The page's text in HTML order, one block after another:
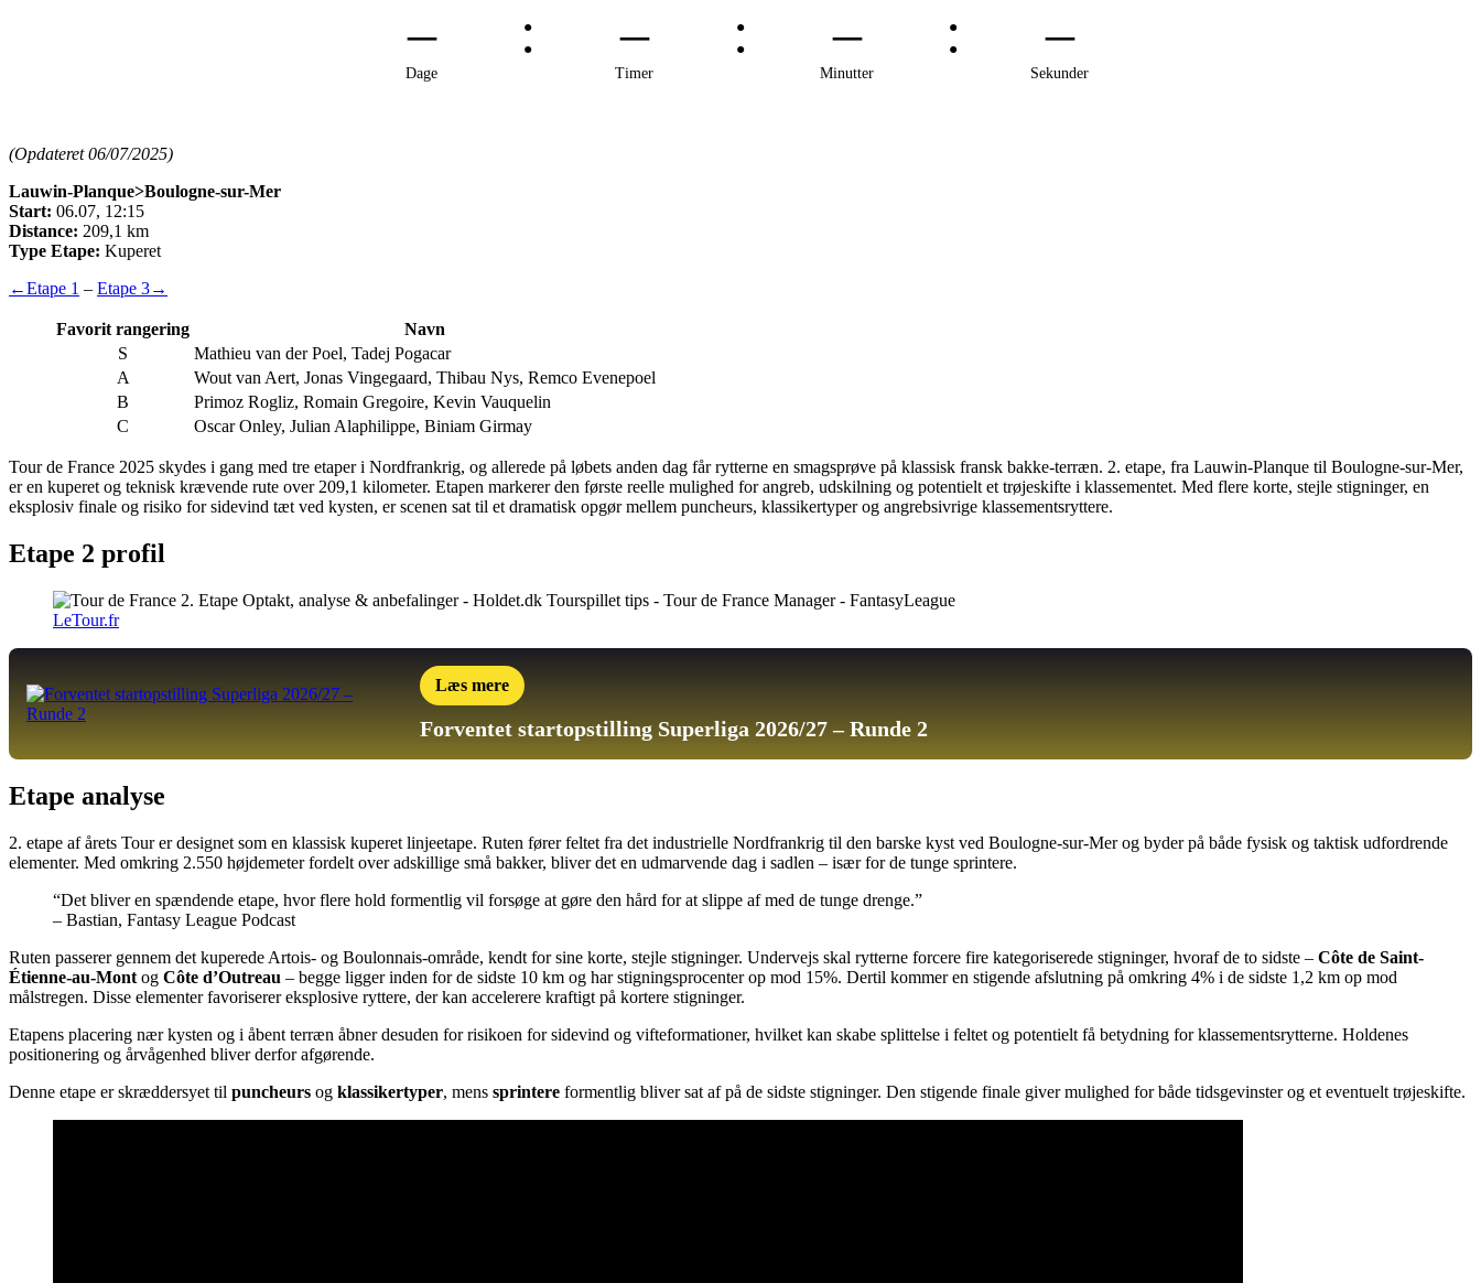
–
Dage
–
Timer
–
Minutter
–
Sekunder
(Opdateret 06/07/2025)
Lauwin-Planque>Boulogne-sur-Mer
Start: 06.07, 12:15
Distance: 209,1 km
Type Etape: Kuperet
←Etape 1 – Etape 3→
Favorit rangering
Navn
S
Mathieu van der Poel, Tadej Pogacar
A
Wout van Aert, Jonas Vingegaard, Thibau Nys, Remco Evenepoel
B
Primoz Rogliz, Romain Gregoire, Kevin Vauquelin
C
Oscar Onley, Julian Alaphilippe, Biniam Girmay
Tour de France 2025 skydes i gang med tre etaper i Nordfrankrig, og allerede på løbets anden dag får rytterne en smagsprøve på klassisk fransk bakke-terræn. 2. etape, fra Lauwin-Planque til Boulogne-sur-Mer,
er en kuperet og teknisk krævende rute over 209,1 kilometer. Etapen markerer den første reelle mulighed for angreb, udskilning og potentielt et trøjeskifte i klassementet. Med flere korte, stejle stigninger, en
eksplosiv finale og risiko for sidevind tæt ved kysten, er scenen sat til et dramatisk opgør mellem puncheurs, klassikertyper og angrebsivrige klassementsryttere.
Etape 2 profil
LeTour.fr
Læs mere
Forventet startopstillingSuperliga 2026/27 – Runde 2
Etape analyse
2. etape af årets Tour er designet som en klassisk kuperet linjeetape. Ruten fører feltet fra det industrielle Nordfrankrig til den barske kyst ved Boulogne-sur-Mer og byder på både fysisk og taktisk udfordrende
elementer. Med omkring 2.550 højdemeter fordelt over adskillige små bakker, bliver det en udmarvende dag i sadlen – især for de tunge sprintere.
“Det bliver en spændende etape, hvor flere hold formentlig vil forsøge at gøre den hård for at slippe af med de tunge drenge.”
– Bastian, Fantasy League Podcast
Ruten passerer gennem det kuperede Artois- og Boulonnais-område, kendt for sine korte, stejle stigninger. Undervejs skal rytterne forcere fire kategoriserede stigninger, hvoraf de to sidste – Côte de Saint-
Étienne-au-Mont og Côte d’Outreau – begge ligger inden for de sidste 10 km og har stigningsprocenter op mod 15%. Dertil kommer en stigende afslutning på omkring 4% i de sidste 1,2 km op mod
målstregen. Disse elementer favoriserer eksplosive ryttere, der kan accelerere kraftigt på kortere stigninger.
Etapens placering nær kysten og i åbent terræn åbner desuden for risikoen for sidevind og vifteformationer, hvilket kan skabe splittelse i feltet og potentielt få betydning for klassementsrytterne. Holdenes
positionering og årvågenhed bliver derfor afgørende.
Denne etape er skræddersyet til puncheurs og klassikertyper, mens sprintere formentlig bliver sat af på de sidste stigninger. Den stigende finale giver mulighed for både tidsgevinster og et eventuelt trøjeskifte.